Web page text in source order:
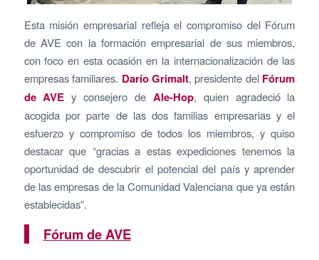
Esta misión empresarial refleja el compromiso del Fórum
de AVE con la formación empresarial de sus miembros,
con foco en esta ocasión en la internacionalización de las
empresas familiares. Darío Grimalt, presidente del Fórum
de AVE y consejero de Ale-Hop, quien agradeció la
acogida por parte de las dos familias empresarias y el
esfuerzo y compromiso de todos los miembros, y quiso
destacar que “gracias a estas expediciones tenemos la
oportunidad de descubrir el potencial del país y aprender
de las empresas de la Comunidad Valenciana que ya están
establecidas”.
Fórum de AVE